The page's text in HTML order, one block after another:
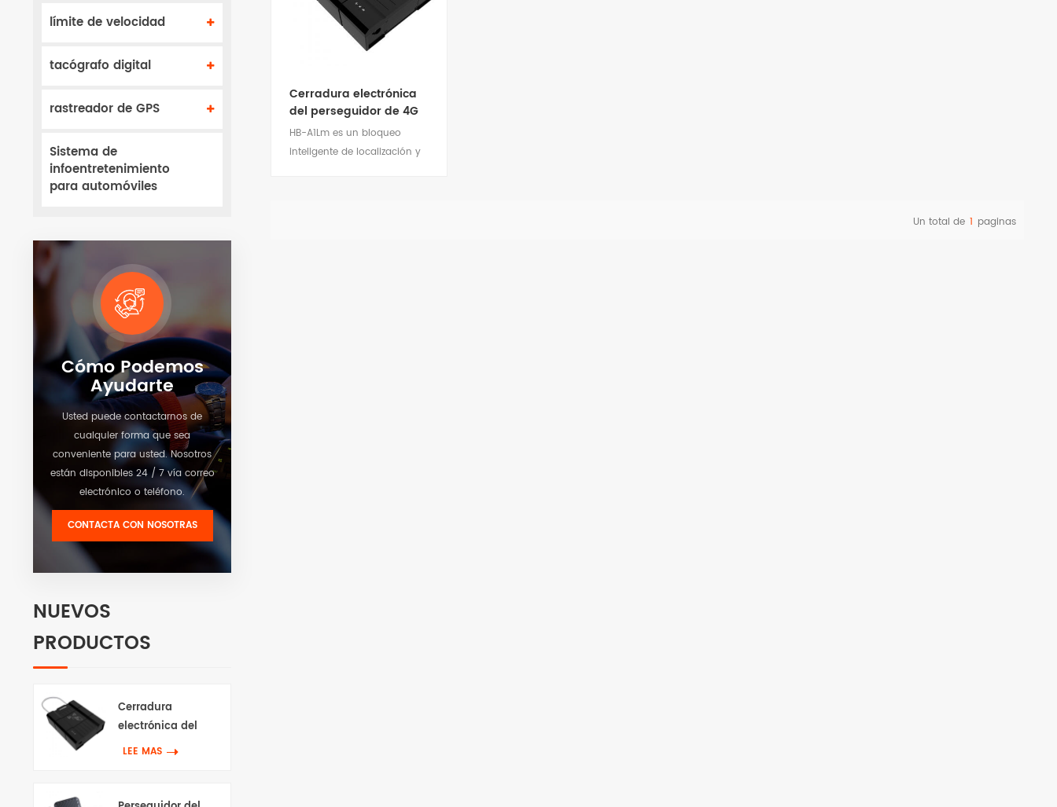
límite de velocidad
tacógrafo digital
rastreador de GPS
Sistema de
infoentretenimiento
para automóviles
Cómo Podemos
Ayudarte
Usted puede contactarnos de
cualquier forma que sea
conveniente para usted. Nosotros
están disponibles 24 / 7 vía correo
electrónico o teléfono.
CONTACTA CON NOSOTRAS
NUEVOS
PRODUCTOS
Cerradura
electrónica del
perseguidor de 4G
LEE MAS
Cerradura electrónica
del perseguidor de 4G
Gps
HB-A1Lm es un bloqueo
inteligente de localización y
Un total de 1 paginas